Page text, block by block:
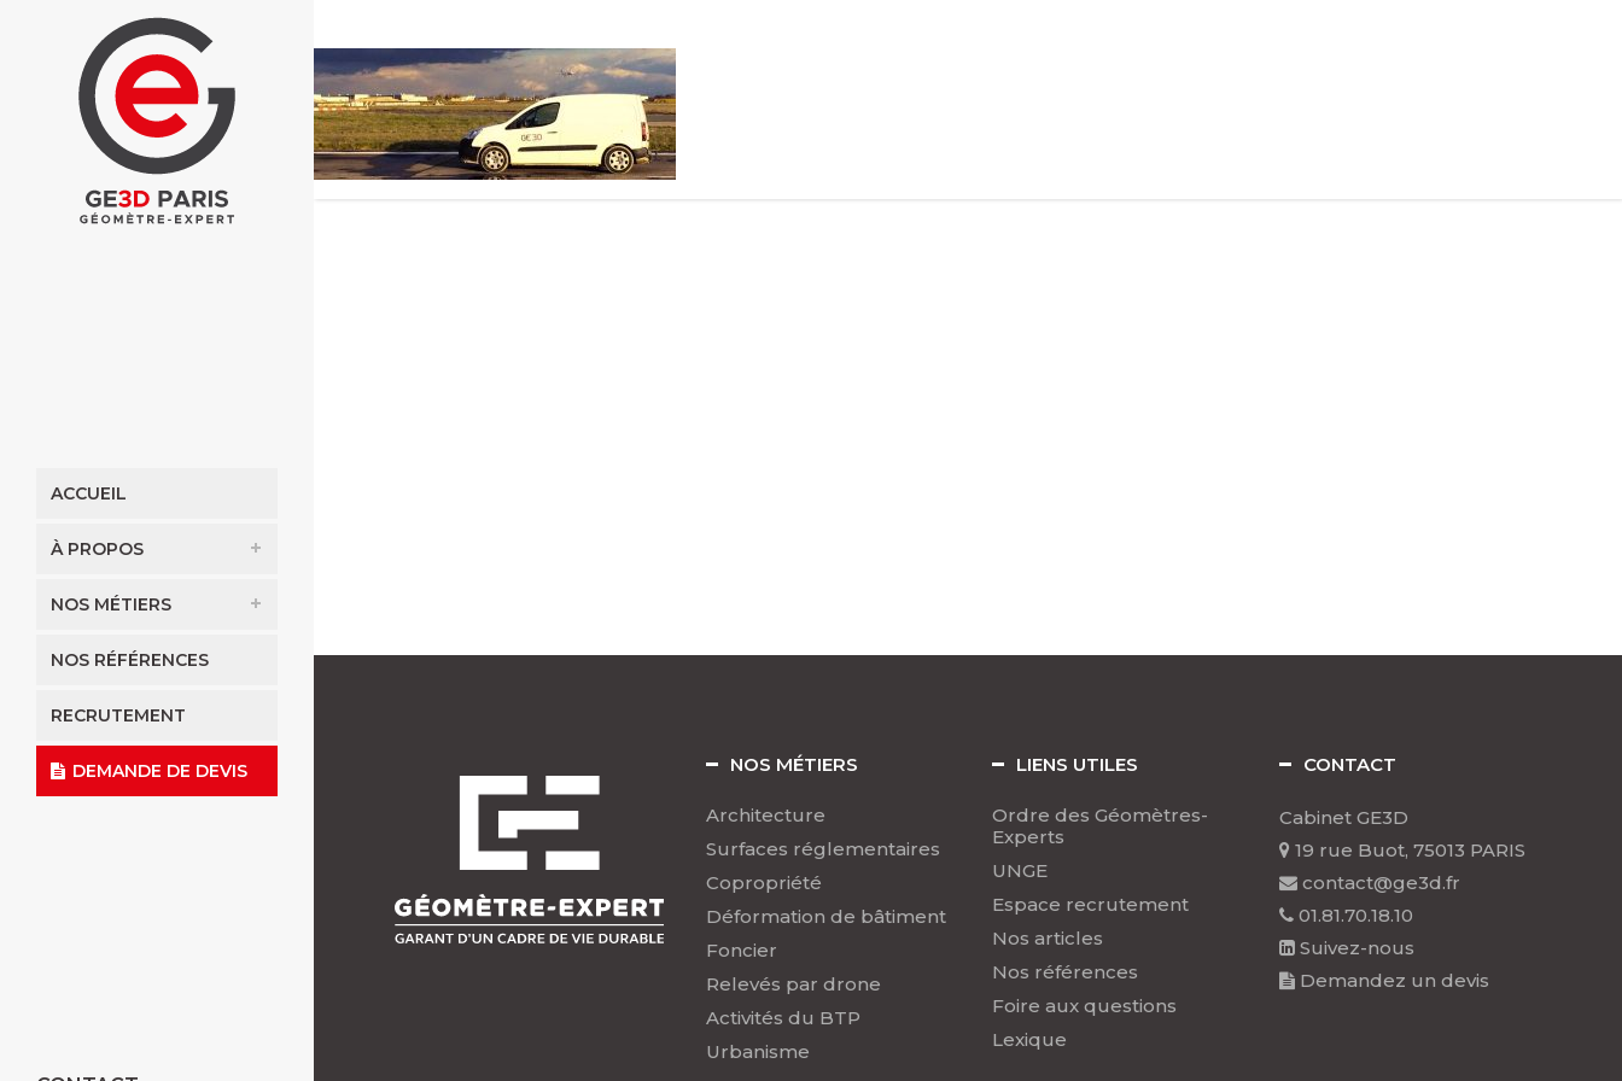
ACCUEIL
À PROPOS
NOS MÉTIERS
NOS RÉFÉRENCES
RECRUTEMENT
DEMANDE DE DEVIS NOS MÉTIERS
Architecture
Surfaces réglementaires
Copropriété
Déformation de bâtiment
Foncier
Relevés par drone
Activités du BTP
Urbanisme
LIENS UTILES
Ordre des Géomètres-
Experts
UNGE
Espace recrutement
Nos articles
Nos références
Foire aux questions
Lexique
CONTACT
Cabinet GE3D
19 rue Buot, 75013 PARIS
contact@ge3d.fr
01.81.70.18.10
Suivez-nous
Demandez un devis